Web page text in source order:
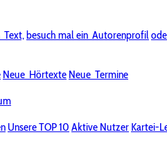
Text,besuch mal ein Autorenprofil
Neue Hörtexte Neue Termine
Unsere TOP 10 Aktive Nutzer Kartei-